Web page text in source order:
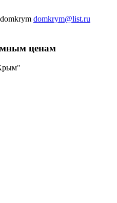
domkrym domkrym@list.ru
ценам